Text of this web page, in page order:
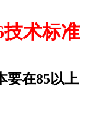
术标准
要在85以上